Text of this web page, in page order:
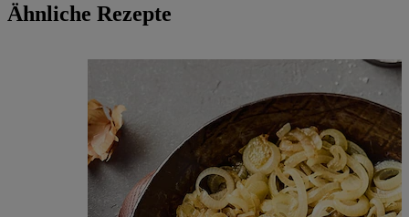
Ähnliche Rezepte